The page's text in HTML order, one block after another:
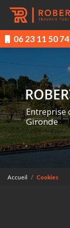
contenu
principal
06 23 11 50 74
Entreprise
Gironde
Accueil Cookies